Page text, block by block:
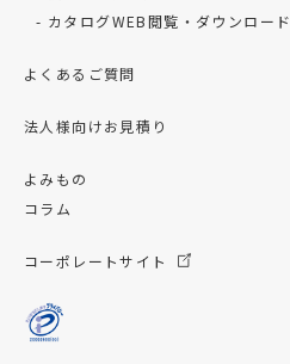
カタログWEB閲覧・ダウンロード
よくあるご質問
法人様向けお見積り
よみもの
コラム
コーポレートサイト